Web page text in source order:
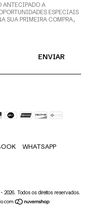
ANTECIPADO A
ESPECIAIS
SUA PRIMEIRA COMPRA,
WHATSAPP
2026. Todos os direitos reservados.